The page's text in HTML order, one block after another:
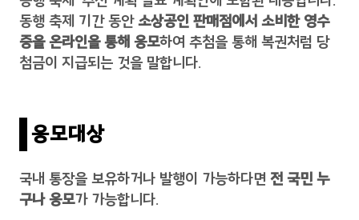
동행 축제 기간 동안 소상공인 판매점에서 소비한 영수
증을 온라인을 통해 응모하여 추첨을 통해 복권처럼 당
첨금이 지급되는 것을 말합니다.
응모대상
국내 통장을 보유하거나 발행이 가능하다면 전 국민 누
구나 응모가 가능합니다.